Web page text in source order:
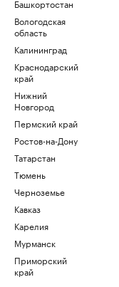
Башкортостан
Вологодская
область
Калининград
Краснодарский
край
Нижний
Новгород
Пермский край
Ростов-на-Дону
Татарстан
Тюмень
Черноземье
Кавказ
Карелия
Мурманск
Приморский
край